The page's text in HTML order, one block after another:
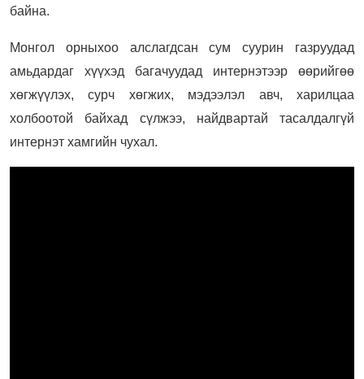
байна.
Монгол орныхоо алслагдсан сум суурин газруудад
амьдардаг хүүхэд багачуудад интернэтээр өөрийгөө
хөгжүүлэх, сурч хөгжих, мэдээлэл авч, харилцаа
холбоотой байхад сүлжээ, найдвартай тасалдалгүй
интернэт хамгийн чухал.